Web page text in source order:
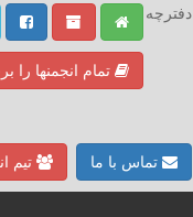
دفترچه
تمام انجمنها
تماس با ما تیم